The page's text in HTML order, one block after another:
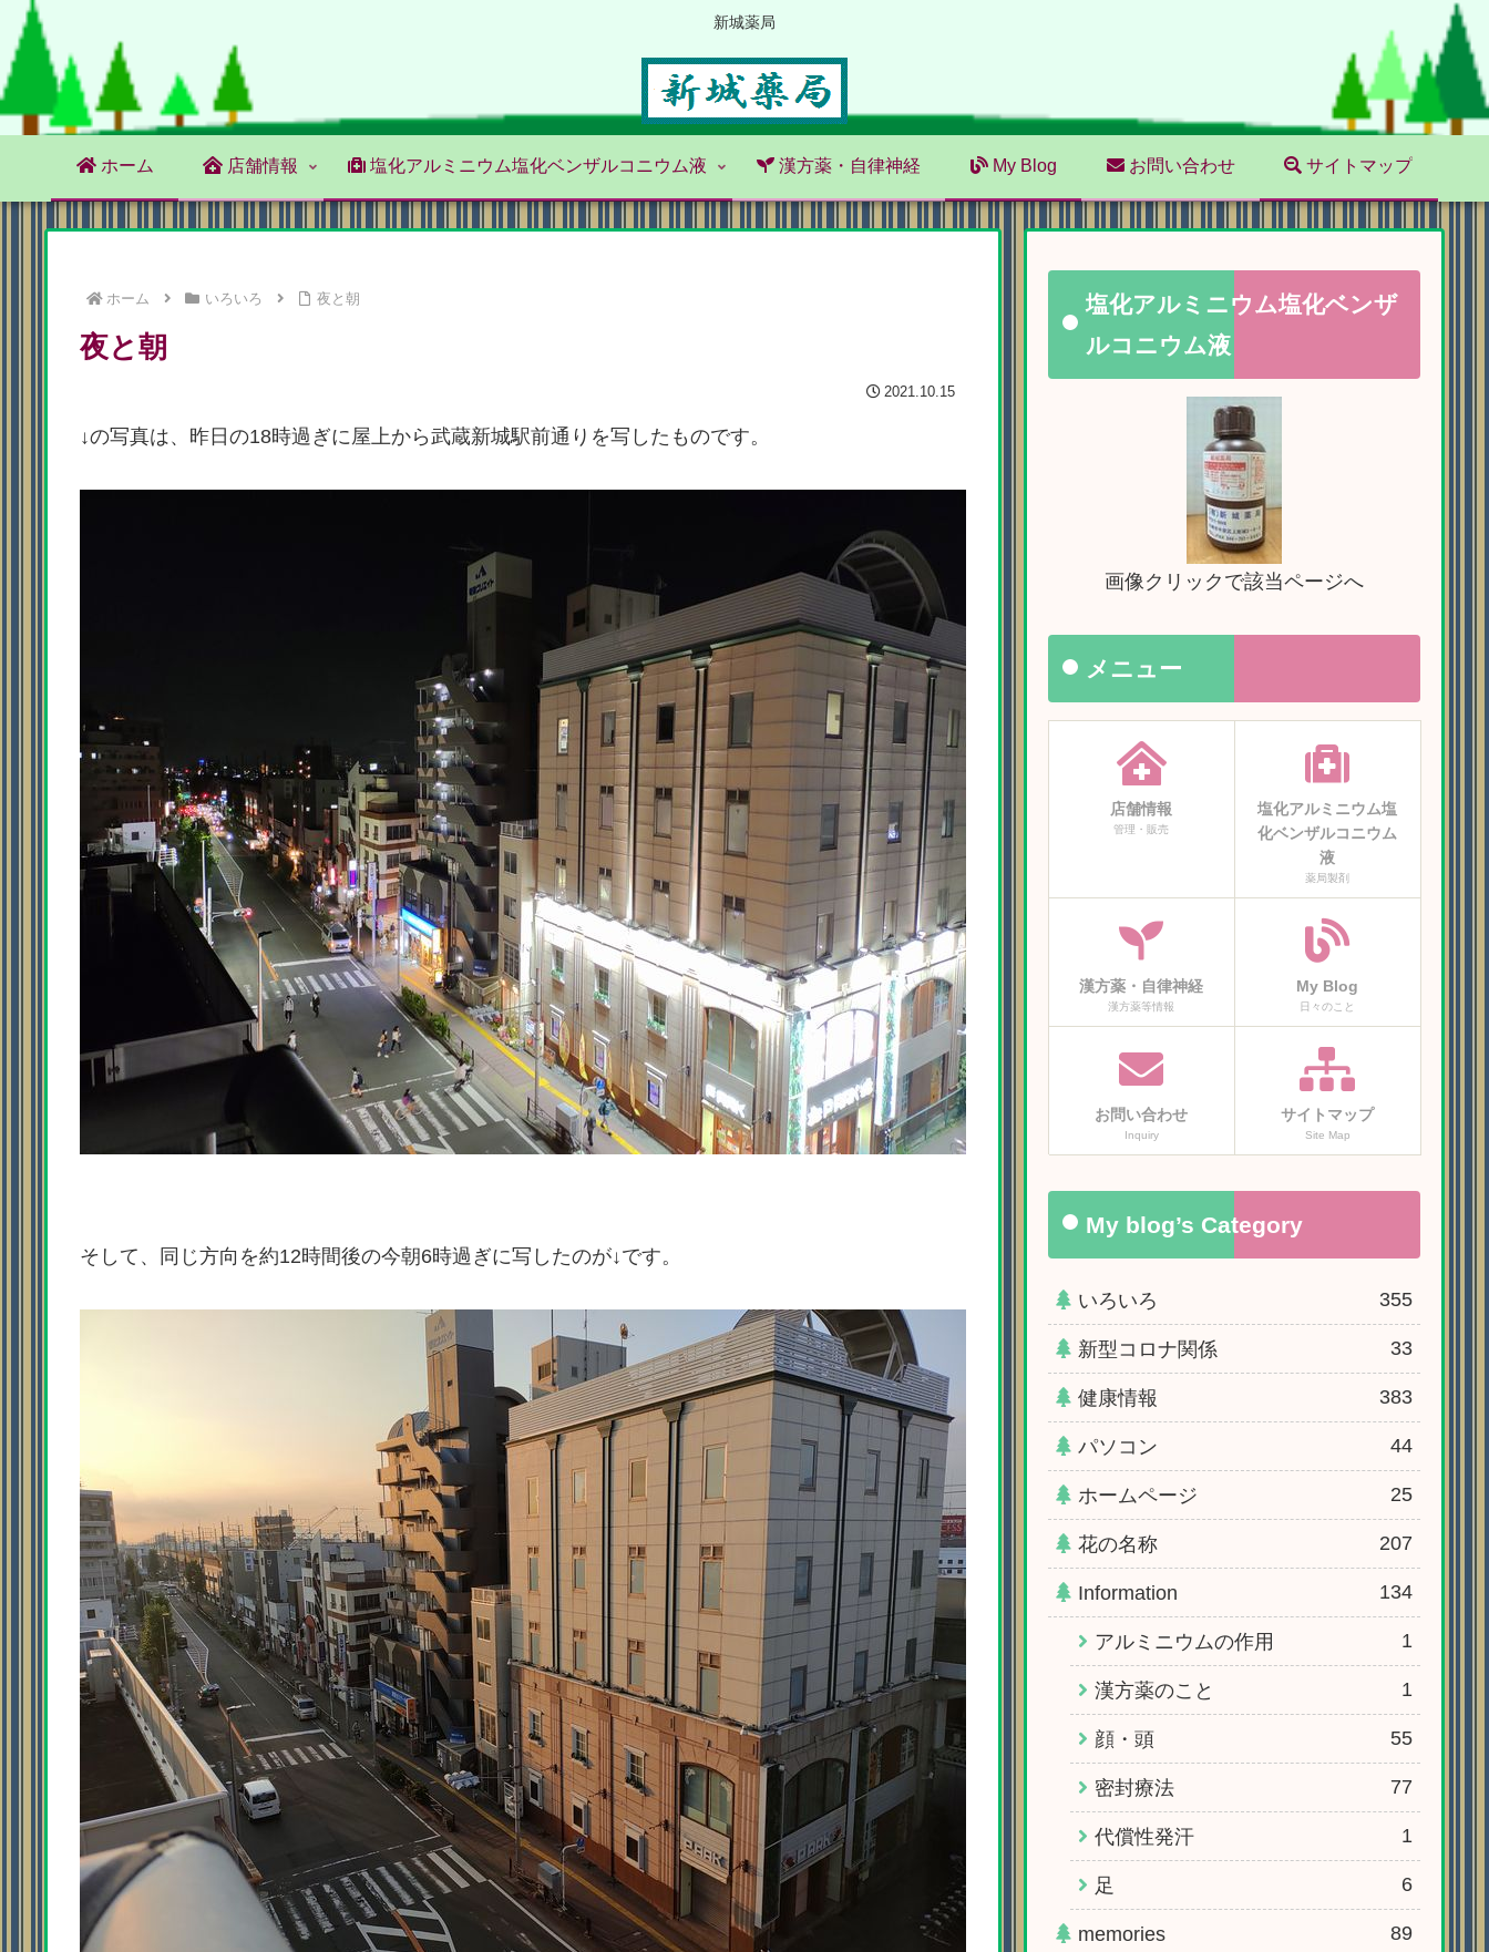
新城薬局
ホーム 店舗情報 塩化アルミニウム塩化ベンザルコニウム液 漢方薬・自律神経 My Blog お問い合わせ サイトマップ
ホーム いろいろ 夜と朝
夜と朝
2021.10.15
↓の写真は、昨日の18時過ぎに屋上から武蔵新城駅前通りを写したものです。
そして、同じ方向を約12時間後の今朝6時過ぎに写したのが↓です。
塩化アルミニウム塩化ベンザ
ルコニウム液
画像クリックで該当ページへ
メニュー
店舗情報
管理・販売
塩化アルミニウム塩
化ベンザルコニウム
液
薬局製剤
漢方薬・自律神経
漢方薬等情報
My Blog
日々のこと
お問い合わせ
Inquiry
サイトマップ
Site Map
My blog’s Category
いろいろ 355
新型コロナ関係 33
健康情報 383
パソコン 44
ホームページ 25
花の名称 207
Information 134
アルミニウムの作用 1
漢方薬のこと 1
顔・頭 55
密封療法 77
代償性発汗 1
足 6
memories 89